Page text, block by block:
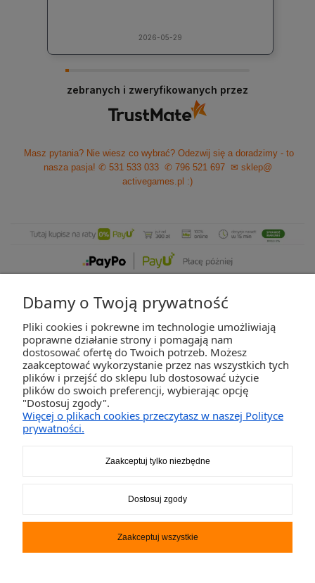
2026-05-29
zebranych i zweryfikowanych przez
Masz pytania? Nie wiesz co wybrać? Odezwij się a doradzimy - to
nasza pasja! ✆ 531 533 033 ✆ 796 521 697
✉ sklep@
activegames.pl :)
ZAKUPY
POMOC
2K-Invest Sp. j. Ul. Św. Wojciecha 60, 41-922 Radzionków, śląskie NIP: 645-241-94-
Dbamy o Twoją prywatność
Pliki cookies i pokrewne im technologie umożliwiają
poprawne działanie strony i pomagają nam
dostosować ofertę do Twoich potrzeb. Możesz
zaakceptować wykorzystanie przez nas wszystkich tych
plików i przejść do sklepu lub dostosować użycie
plików do swoich preferencji, wybierając opcję
"Dostosuj zgody".
Więcej o plikach cookies przeczytasz w naszej Polityce
prywatności.
Zaakceptuj tylko niezbędne
Dostosuj zgody
Zaakceptuj wszystkie